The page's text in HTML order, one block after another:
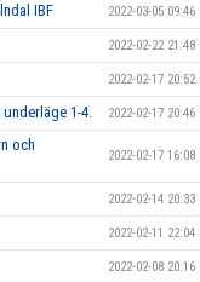
IBF 2022-03-05 09:46
2022-02-22 21:48
2022-02-17 20:52
1-4. 2022-02-17 20:46
och
2022-02-17 16:08
2022-02-14 20:33
2022-02-11 22:04
2022-02-08 20:16